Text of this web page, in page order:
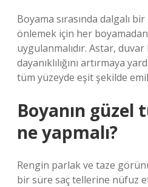
Boyama sırasında dalgalı
önlemek için her
uygulanmalıdır. Astar,
dayanıklılığını artırmaya
tüm yüzeyde eşit şekilde
Boyanın güzel
ne yapmalı?
Rengin parlak ve taze
bir süre saç tellerine nüfuz